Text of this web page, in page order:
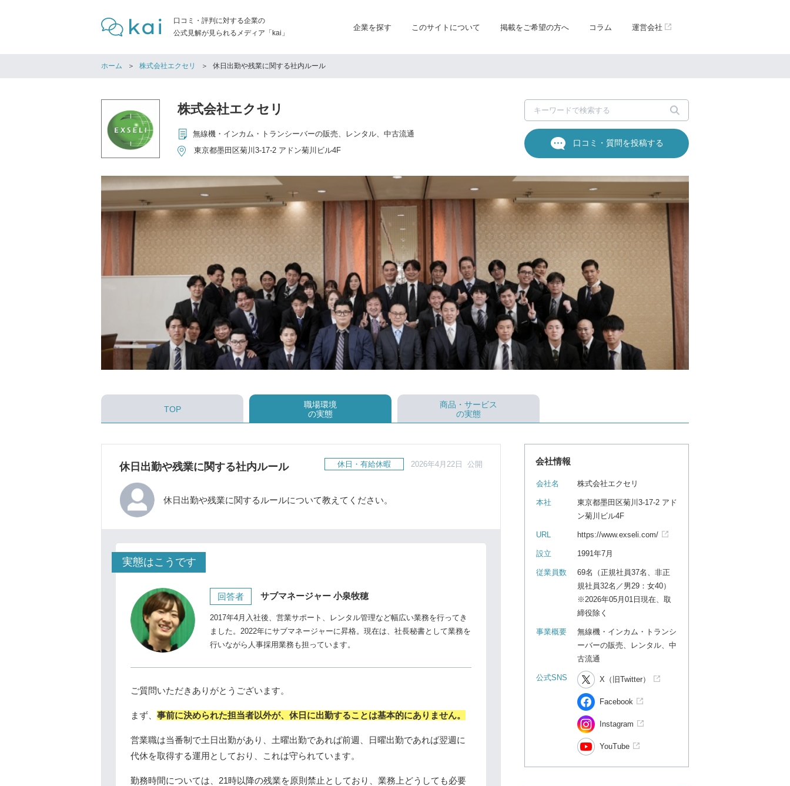
口コミ・評判に対する企業の
公式見解が見られるメディア「kai」
企業を探す このサイトについて 掲載をご希望の方へ コラム 運営会社
ホーム 株式会社エクセリ 休日出勤や残業に関する社内ルール
株式会社エクセリ
無線機・インカム・トランシーバーの販売、レンタル、中古流通
東京都墨田区菊川3-17-2 アドン菊川ビル4F
口コミ・質問を投稿する
TOP
商品・サービス
の実態
職場環境
の実態
休日出勤や残業に関する社内ルール 休日・有給休暇 2026年4月22日 公開
休日出勤や残業に関するルールについて教えてください。
実態はこうです
回答者 サブマネージャー 小泉牧穂
2017年4月入社後、営業サポート、レンタル管理など幅広い業務を行ってき
ました。2022年にサブマネージャーに昇格。現在は、社長秘書として業務を
行いながら人事採用業務も担っています。
ご質問いただきありがとうございます。
まず、 事前に決められた担当者以外が、休日に出勤することは基本的にありません。
営業職は当番制で土日出勤があり、土曜出勤であれば前週、日曜出勤であれば翌週に
代休を取得する運用としており、これは守られています。
勤務時間については、21時以降の残業を原則禁止としており、業務上どうしても必要
会社情報
会社名 株式会社エクセリ
本社
東京都墨田区菊川3-17-2 アド
ン菊川ビル4F
URL https://www.exseli.com/
設立 1991年7月
従業員数
69名（正規社員37名、非正
規社員32名／男29：女40）
※2026年05月01日現在、取
締役除く
事業概要
無線機・インカム・トランシ
ーバーの販売、レンタル、中
古流通
公式SNS X（旧Twitter）
Facebook
Instagram
YouTube